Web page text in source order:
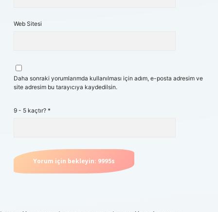
Web Sitesi
Daha sonraki yorumlarımda kullanılması için adım, e-posta adresim ve
site adresim bu tarayıcıya kaydedilsin.
9 - 5 kaçtır? *